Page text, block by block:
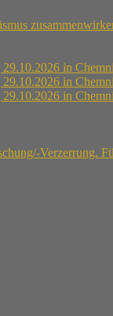
in
in
in
Verzerrung.